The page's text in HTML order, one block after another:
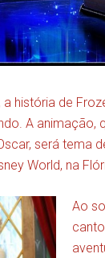
história de
A
será tema
World, na
Ao